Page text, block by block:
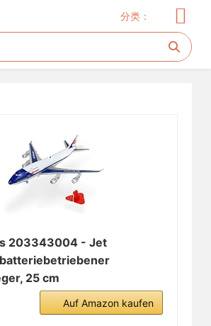
分类：
203343004 - Jet
25 cm
Auf Amazon kaufen